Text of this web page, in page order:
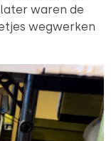
waren de
wegwerken